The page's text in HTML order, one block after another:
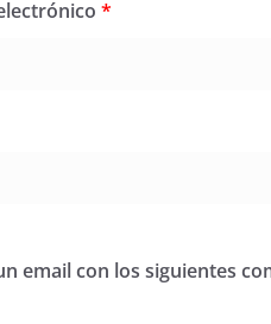
*
email con los siguientes